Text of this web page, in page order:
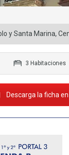
y Santa Marina,
3 Habitaciones
Descarga la ficha